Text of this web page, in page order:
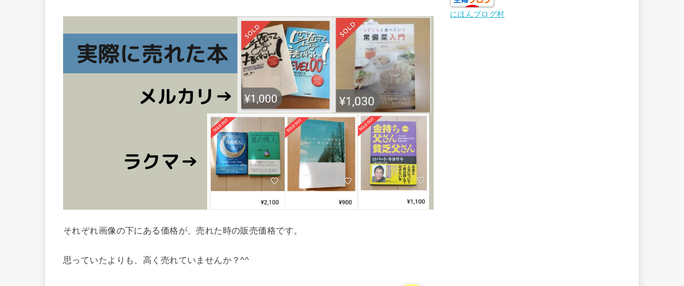
それぞれ画像の下にある価格が、売れた時の販売価格です。
思っていたよりも、高く売れていませんか？^^
にほんブログ村